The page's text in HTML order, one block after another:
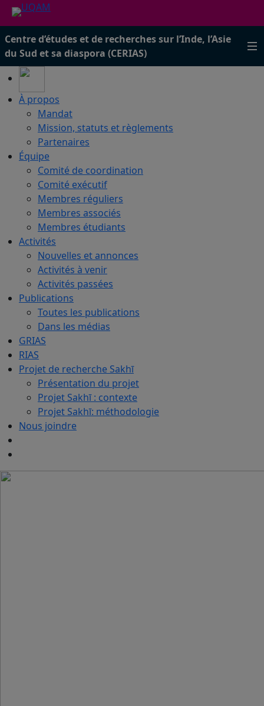
Centre d’études et de recherches sur l’Inde, l’Asie
du Sud et sa diaspora (CERIAS)
À propos
Mandat
Mission, statuts et règlements
Partenaires
Équipe
Comité de coordination
Comité exécutif
Membres réguliers
Membres associés
Membres étudiants
Activités
Nouvelles et annonces
Activités à venir
Activités passées
Publications
Toutes les publications
Dans les médias
GRIAS
RIAS
Projet de recherche Sakhī
Présentation du projet
Projet Sakhī : contexte
Projet Sakhī: méthodologie
Nous joindre